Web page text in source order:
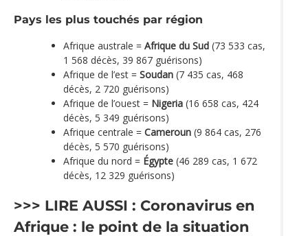
Pays les plus touchés par région
Afrique australe = Afrique du Sud (73 533 cas,
1 568 décès, 39 867 guérisons)
Afrique de l’est = Soudan (7 435 cas, 468
décès, 2 720 guérisons)
Afrique de l’ouest = Nigeria (16 658 cas, 424
décès, 5 349 guérisons)
Afrique centrale = Cameroun (9 864 cas, 276
décès, 5 570 guérisons)
Afrique du nord = Égypte (46 289 cas, 1 672
décès, 12 329 guérisons)
>>> LIRE AUSSI : Coronavirus en
Afrique : le point de la situation